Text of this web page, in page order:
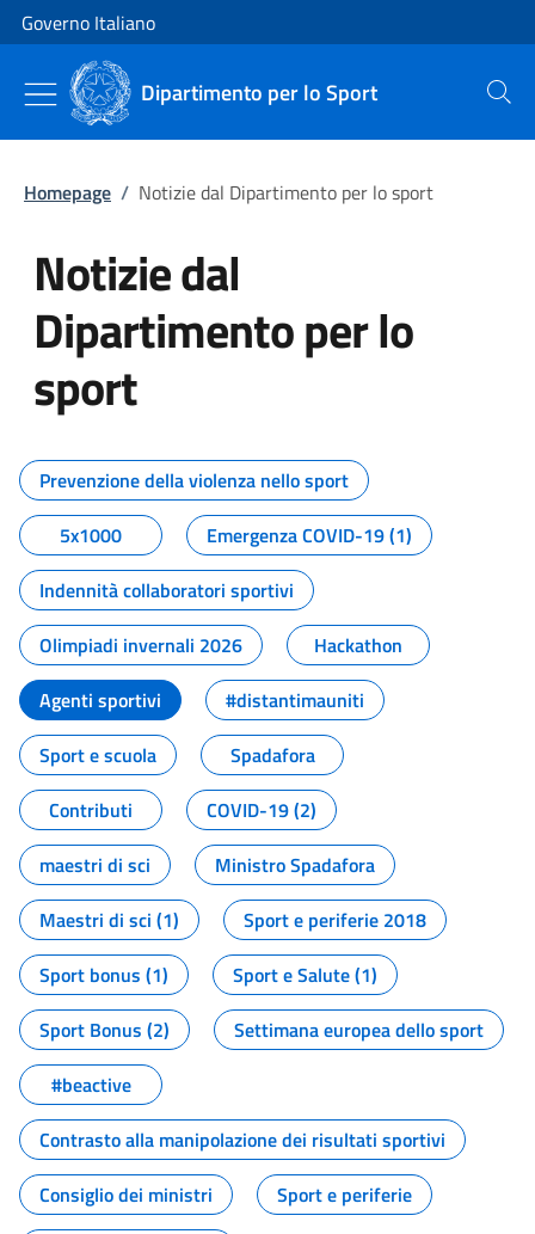
Vai al contenuto
Vai alla navigazione del sito
Governo Italiano
Dipartimento per lo Sport Cerca
Homepage / Notizie dal Dipartimento per lo sport
Notizie dal
Dipartimento per lo
sport
Tutti i contenuti della pagina
Prevenzione della violenza nello sport
5x1000
Emergenza COVID-19 (1)
Indennità collaboratori sportivi
Olimpiadi invernali 2026
Hackathon
Agenti sportivi
#distantimauniti
Sport e scuola
Spadafora
Contributi
COVID-19 (2)
maestri di sci
Ministro Spadafora
Maestri di sci (1)
Sport e periferie 2018
Sport bonus (1)
Sport e Salute (1)
Sport Bonus (2)
Settimana europea dello sport
#beactive
Contrasto alla manipolazione dei risultati sportivi
Consiglio dei ministri
Sport e periferie